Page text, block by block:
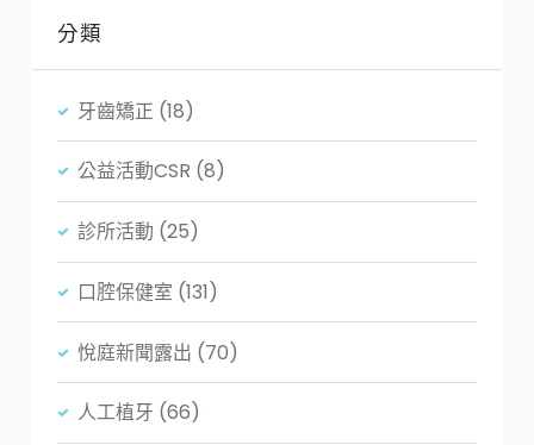
分類
牙齒矯正 (18)
公益活動CSR (8)
診所活動 (25)
口腔保健室 (131)
悅庭新聞露出 (70)
人工植牙 (66)